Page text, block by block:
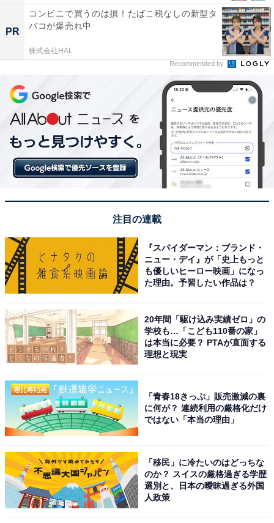
【おすすめ記事】
『どうする家康』でハマり役だと思う俳優ランキング！
3位「山田孝之」、2位「松本潤」、1位は？
・
『どうする家康』で演技がうまいと思う俳優ランキン
グ！ 2位「岡田准一」、1位は？
・
『どうする家康』で好きな登場人物ランキング！ 2位
「本多忠勝（山田裕貴）」、1位は？
『どうする家康』出演の好きな女性俳優ランキング！ 3
位「松嶋菜々子」、2位「北川景子」、1位は？
【関連リンク】
・プレスリリース
・タレントパワーランキング
PR
コンビニで買うのは損！たばこ税なしの新型タ
バコが爆売れ中
株式会社HAL
Recommended by
注目の連載
『スパイダーマン：ブランド・
ニュー・デイ』が「史上もっと
も優しいヒーロー映画」になっ
た理由。予習したい作品は？
20年間「駆け込み実績ゼロ」の
学校も…「こども110番の家」
は本当に必要？ PTAが直面する
理想と現実
「青春18きっぷ」販売激減の裏
に何が？ 連続利用の厳格化だけ
ではない「本当の理由」
「移民」に冷たいのはどっちな
のか？ スイスの厳格過ぎる学歴
選別と、日本の曖昧過ぎる外国
人政策